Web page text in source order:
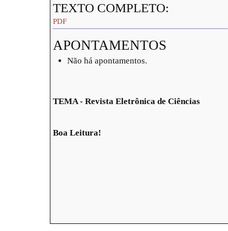
TEXTO COMPLETO:
PDF
APONTAMENTOS
Não há apontamentos.
TEMA - Revista Eletrônica de Ciências
Boa Leitura!